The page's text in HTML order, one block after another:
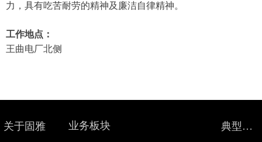
力，具有吃苦耐劳的精神及廉洁自律精神。
工作地点：
王曲电厂北侧
关于固雅 典型案例
业务板块